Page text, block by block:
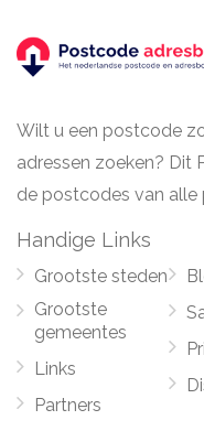
Wilt u een postcode
adressen zoeken? Dit
de postcodes van alle
Handige Links
Grootste steden
Grootste
gemeentes
Links
Partners